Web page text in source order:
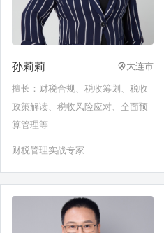
孙莉莉 大连市
擅长：财税合规、税收筹划、税收
政策解读、税收风险应对、全面预
算管理等
财税管理实战专家